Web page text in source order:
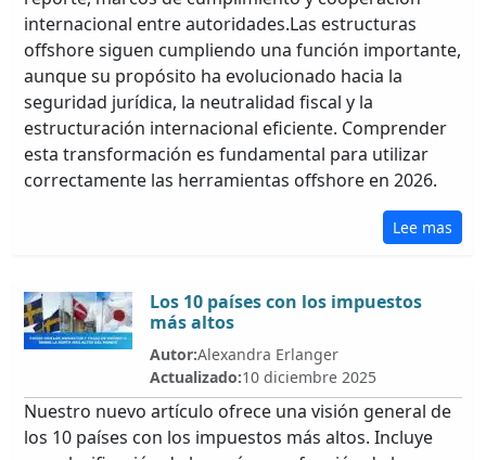
internacional entre autoridades.Las estructuras
offshore siguen cumpliendo una función importante,
aunque su propósito ha evolucionado hacia la
seguridad jurídica, la neutralidad fiscal y la
estructuración internacional eficiente. Comprender
esta transformación es fundamental para utilizar
correctamente las herramientas offshore en 2026.
Lee mas
Los 10 países con los impuestos
más altos
Autor:Alexandra Erlanger
Actualizado:10 diciembre 2025
Nuestro nuevo artículo ofrece una visión general de
los 10 países con los impuestos más altos. Incluye